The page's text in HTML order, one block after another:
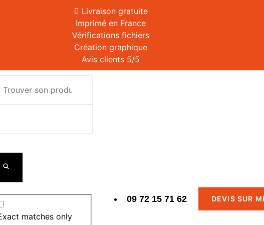
Livraison gratuite
Imprimé en France
Vérifications fichiers
Création graphique
Avis clients 5/5
matches only
09 72 15 71 62 DEVIS SUR